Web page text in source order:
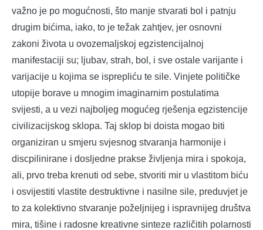
važno je po mogućnosti, što manje stvarati bol i patnju
drugim bićima, iako, to je težak zahtjev, jer osnovni
zakoni života u ovozemaljskoj egzistencijalnoj
manifestaciji su; ljubav, strah, bol, i sve ostale varijante i
varijacije u kojima se isprepliću te sile. Vinjete političke
utopije borave u mnogim imaginarnim postulatima
svijesti, a u vezi najboljeg mogućeg rješenja egzistencije
civilizacijskog sklopa. Taj sklop bi doista mogao biti
organiziran u smjeru svjesnog stvaranja harmonije i
discpilinirane i dosljedne prakse življenja mira i spokoja,
ali, prvo treba krenuti od sebe, stvoriti mir u vlastitom biću
i osvijestiti vlastite destruktivne i nasilne sile, preduvjet je
to za kolektivno stvaranje poželjnijeg i ispravnijeg društva
mira, tišine i radosne kreativne sinteze različitih polarnosti